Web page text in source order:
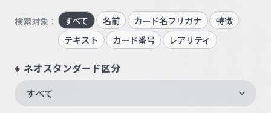
検索対象： すべて 名前 カード名フリガナ
特徴
テキスト
カード番号 レアリティ
ネオスタンダード区分
すべて